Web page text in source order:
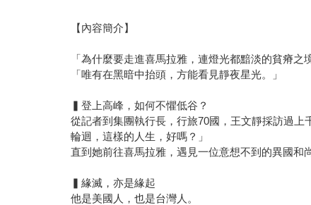
【內容簡介】
「為什麼要走進喜馬拉雅，連燈光都黯淡的貧瘠之
「唯有在黑暗中抬頭，方能看見靜夜星光。」
▍登上高峰，如何不懼低谷？
從記者到集團執行長，行旅70國，王文靜採訪過
輪迴，這樣的人生，好嗎？」
直到她前往喜馬拉雅，遇見一位意想不到的異國和
▍緣滅，亦是緣起
他是美國人，也是台灣人。